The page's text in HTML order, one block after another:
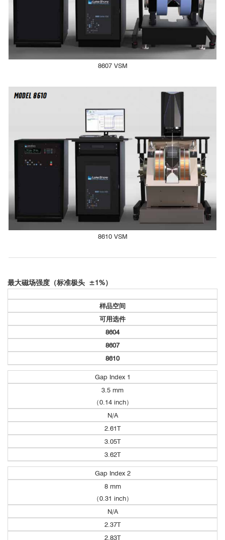
8607 VSM
8610 VSM
最大磁场强度（标准极头 ±1%）
样品空间
可用选件
8604
8607
8610
Gap Index 1
3.5 mm
（0.14 inch）
N/A
2.61T
3.05T
3.62T
Gap Index 2
8 mm
（0.31 inch）
N/A
2.37T
2.83T
SSVT一体化变温选件：
温度范围：77 K, 100 - 950 K
降温时间：室温降到100 K需40分钟
Cryostat低温恒温器选件：
温度范围：4.2 K,55 - 450 K （LHe）
77 K, 85 - 450 K （LN2）
温度稳定性：0.1 K（LHe）；0.2 K （LN2）
particulate matter and for the preventive conservation of the
Palatine Hill archaeological site in Rome, Italy
Science of the Total Environment
[1]
美国知名低温设备制造商Lake Shore
8600系列振动样品磁强计
参考文献：
Science of the Total Environment
Nature子刊！磁性微型机器人精准表征
10s/point 时无样品背景噪声测试，噪声峰值13 nemu - 50 nemu
CoPt磁性纳米薄膜（饱和磁矩为20 μemu）在饱和磁场5000 Oe，
磁场变化步长25 Oe，信号采集速度为100 ms/point时的磁滞回线。
总用时1分25秒
CoPt磁性纳米薄膜（饱和磁矩为20 μemu）在饱和磁场5000 Oe，
磁场变化步长25 Oe，信号采集速度为1 s/point时的磁滞回线。总用
时13分30秒